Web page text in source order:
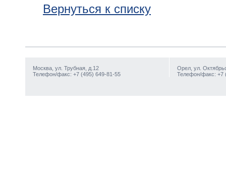
Вернуться к списку
Москва, ул. Трубная, д.12
Телефон/факс: +7 (495) 649-81-55
Орел, ул.
Телефон/факс: +7